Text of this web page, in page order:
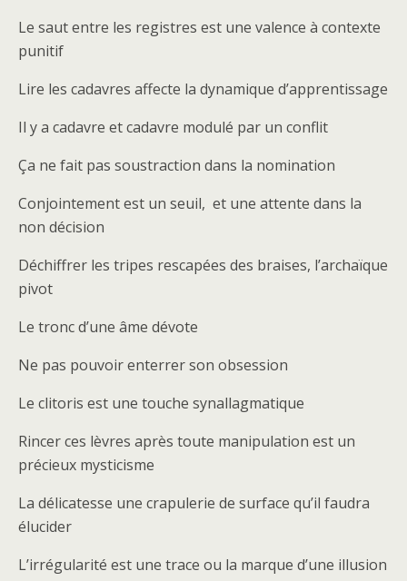
Le saut entre les registres est une valence à contexte
punitif
Lire les cadavres affecte la dynamique d’apprentissage
Il y a cadavre et cadavre modulé par un conflit
Ça ne fait pas soustraction dans la nomination
Conjointement est un seuil, et une attente dans la
non décision
Déchiffrer les tripes rescapées des braises, l’archaïque
pivot
Le tronc d’une âme dévote
Ne pas pouvoir enterrer son obsession
Le clitoris est une touche synallagmatique
Rincer ces lèvres après toute manipulation est un
précieux mysticisme
La délicatesse une crapulerie de surface qu’il faudra
élucider
L’irrégularité est une trace ou la marque d’une illusion